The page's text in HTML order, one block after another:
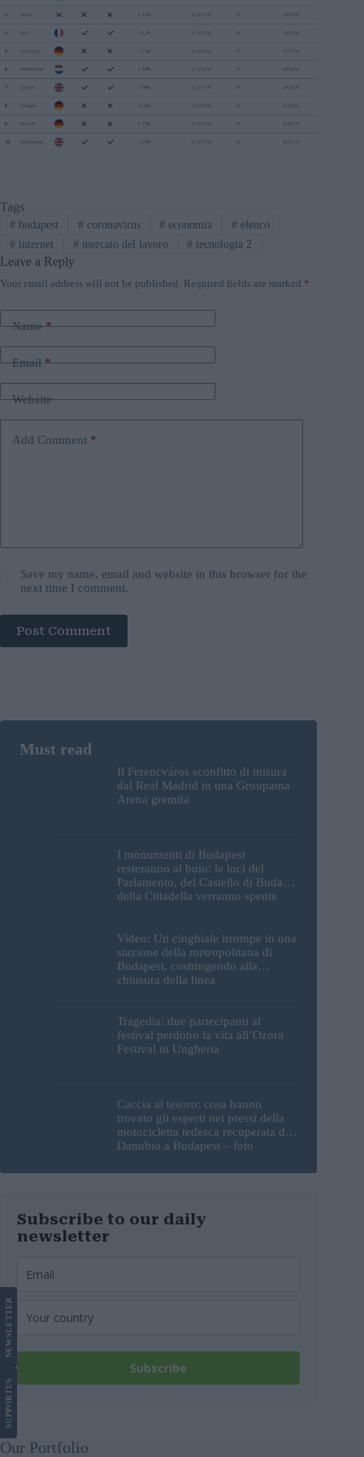
Tags
#budapest #coronavirus # economia # elenco
#internet #mercato del lavoro # tecnologia 2
Leave a Reply
Your email address will not be published. Required fields are marked *
Name*
Email*
Website
Add Comment *
Save my name, email and website in this browser for the
next time I comment.
Post Comment
Il Ferencváros sconfitto di misura
dal Real Madrid in una Groupama
Arena gremita
I monumenti di Budapest
resteranno al buio: le luci del
Parlamento, del Castello di Buda e
della Cittadella verranno spente
Video: Un cinghiale irrompe in una
stazione della metropolitana di
Budapest, costringendo alla
chiusura della linea
Tragedia: due partecipanti al
festival perdono la vita all’Ozora
Festival in Ungheria
Caccia al tesoro: cosa hanno
trovato gli esperti nei pressi della
motocicletta tedesca recuperata dal
Danubio a Budapest – foto
Subscribe to our daily
newsletter
Subscribe
SUPPORT
US
NEWS
LETTER
Our Portfolio